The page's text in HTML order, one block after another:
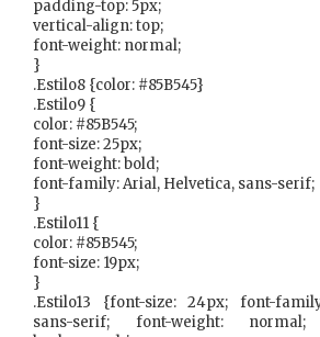
padding-top: 5px;
vertical-align: top;
font-weight: normal;
}
.Estilo8 {color: #85B545}
.Estilo9 {
color: #85B545;
font-size: 25px;
font-weight: bold;
font-family: Arial, Helvetica, sans-serif;
}
.Estilo11 {
color: #85B545;
font-size: 19px;
}
.Estilo13 {font-size: 24px; font-
sans-serif; font-weight: normal;